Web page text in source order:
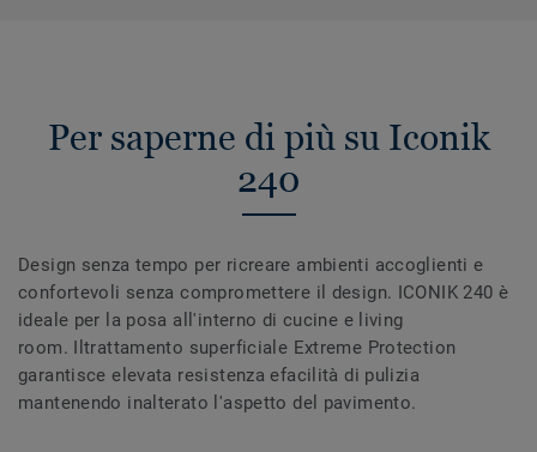
Per saperne di più su Iconik
240
Design senza tempo per ricreare ambienti accoglienti e
confortevoli senza compromettere il design. ICONIK 240 è
ideale per la posa all'interno di cucine e living
room. Iltrattamento superficiale Extreme Protection
garantisce elevata resistenza efacilità di pulizia
mantenendo inalterato l'aspetto del pavimento.